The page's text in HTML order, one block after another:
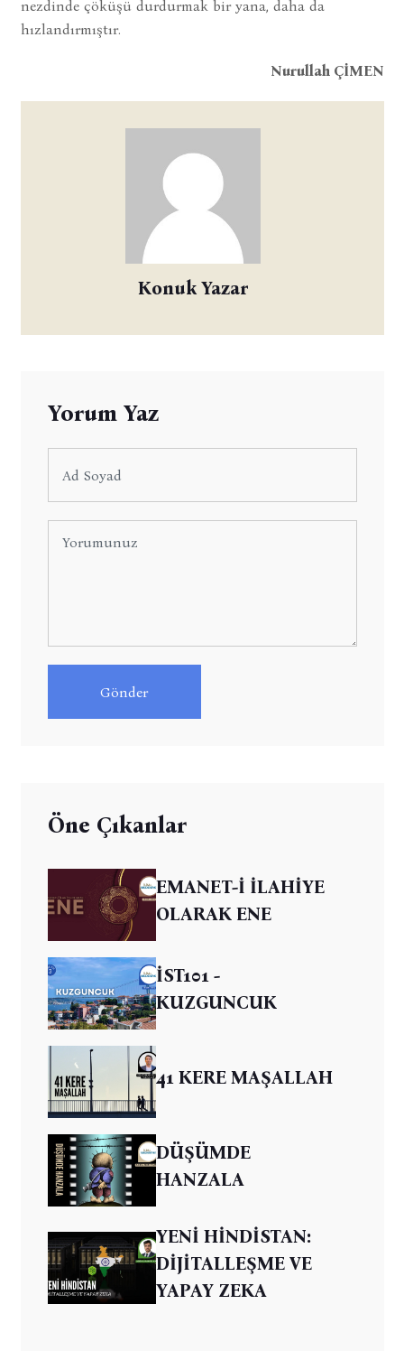
nezdinde çöküşü durdurmak bir yana, daha da
hızlandırmıştır.
Nurullah ÇİMEN
Konuk Yazar
Yorum Yaz
Gönder
Öne Çıkanlar
EMANET-İ İLAHİYE
OLARAK ENE
İST101 -
KUZGUNCUK
41 KERE MAŞALLAH
DÜŞÜMDE
HANZALA
YENİ HİNDİSTAN:
DİJİTALLEŞME VE
YAPAY ZEKA